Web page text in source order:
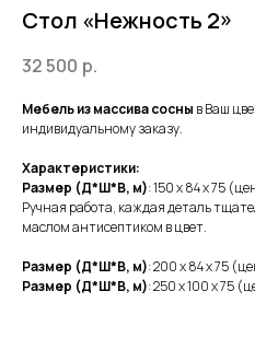
Стол «Нежность 2»
32 500 р.
Мебель из массива сосны в Ваш
индивидуальному заказу.
Характеристики:
Размер (Д*Ш*В, м): 150 х 84 х 75
Ручная работа, каждая деталь
маслом антисептиком в цвет.
Размер (Д*Ш*В, м): 200 х 84 х 75
Размер (Д*Ш*В, м): 250 х 100 х 75